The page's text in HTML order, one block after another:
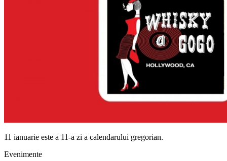
11 ianuarie este a 11-a zi a calendarului gregorian.
Evenimente